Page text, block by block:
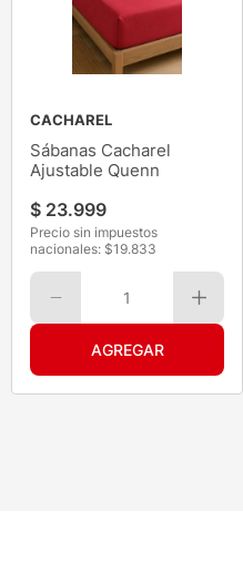
CACHAREL
Sábanas Cacharel
Ajustable Quenn
$ 23.999
Precio sin impuestos
nacionales: $19.833
1